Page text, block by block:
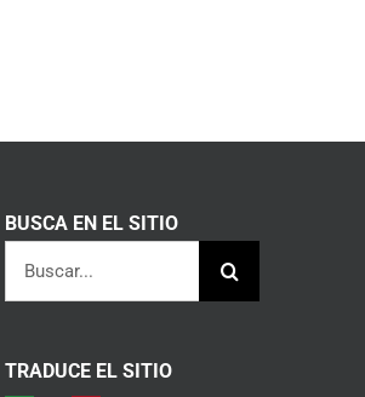
BUSCA EN EL SITIO
TRADUCE EL SITIO